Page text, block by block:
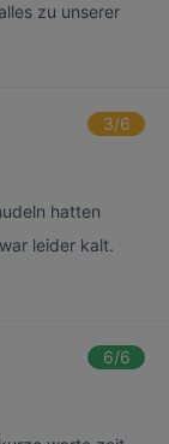
zu unserer
3/6
hatten
leider kalt.
6/6